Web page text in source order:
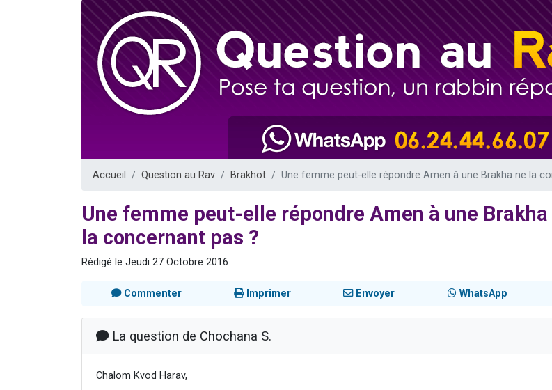
2 personnes viennent de nous rejoindre sur WhatsApp
30 personnes viennent de faire un don pour Sauvez la jambe de
Il reste 49 places pour étudier en groupe sur Zoom
3 personnes viennent de nous rejoindre sur WhatsApp
2 personnes viennent de nous rejoindre sur WhatsApp
2 personnes viennent de nous rejoindre sur WhatsApp
Accueil Question au Rav Brakhot Une femme peut-elle répondre Amen à une Brakha ne la
Une femme peut-elle répondre Amen à une Brakha
la concernant pas ?
Rédigé le Jeudi 27 Octobre 2016
Commenter Imprimer Envoyer WhatsApp
La question de Chochana S.
Chalom Kvod Harav,